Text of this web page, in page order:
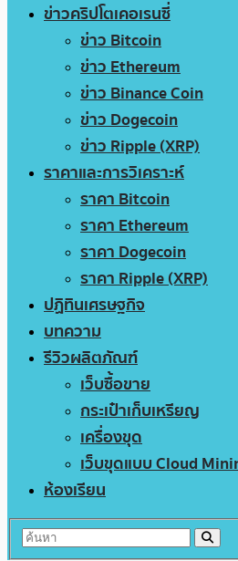
ข่าวคริปโตเคอเรนซี่
ข่าว Bitcoin
ข่าว Ethereum
ข่าว Binance Coin
ข่าว Dogecoin
ข่าว Ripple (XRP)
ราคาและการวิเคราะห์
ราคา Bitcoin
ราคา Ethereum
ราคา Dogecoin
ราคา Ripple (XRP)
ปฏิทินเศรษฐกิจ
บทความ
รีวิวผลิตภัณฑ์
เว็บซื้อขาย
กระเป๋าเก็บเหรียญ
เครื่องขุด
เว็บขุดแบบ Cloud
ห้องเรียน